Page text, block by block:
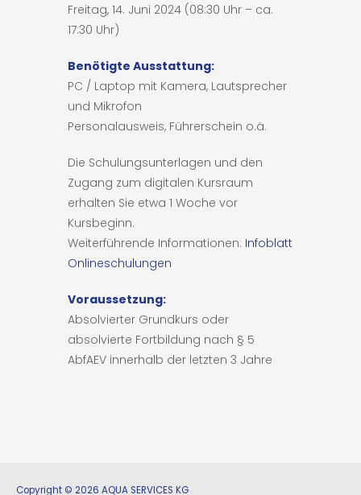
Freitag, 14. Juni 2024 (08:30 Uhr – ca.
17:30 Uhr)
Benötigte Ausstattung:
PC / Laptop mit Kamera, Lautsprecher
und Mikrofon
Personalausweis, Führerschein o.ä.
Die Schulungsunterlagen und den
Zugang zum digitalen Kursraum
erhalten Sie etwa 1 Woche vor
Kursbeginn.
Weiterführende Informationen: Infoblatt
Onlineschulungen
Voraussetzung:
Absolvierter Grundkurs oder
absolvierte Fortbildung nach § 5
AbfAEV innerhalb der letzten 3 Jahre
Copyright © 2026 AQUA SERVICES KG